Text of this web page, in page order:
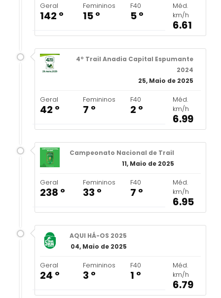
Geral
142 º
Femininos
15 º
F40
5 º
Méd.
km/h
6.61
4º Trail Anadia Capital Espumante
2024
25, Maio de 2025
Geral
42 º
Femininos
7 º
F40
2 º
Méd.
km/h
6.99
Campeonato Nacional de Trail
11, Maio de 2025
Geral
238 º
Femininos
33 º
F40
7 º
Méd.
km/h
6.95
AQUI HÁ-OS 2025
04, Maio de 2025
Geral
24 º
Femininos
3 º
F40
1 º
Méd.
km/h
6.79